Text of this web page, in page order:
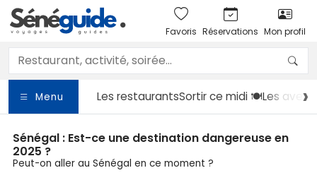
Favoris Réservations Mon profil
Menu Les restaurantsSortirce midi 🍽️Les
Sénégal : Est-ce une destination dangereuse en
2025 ?
Peut-on aller au Sénégal en ce moment ?